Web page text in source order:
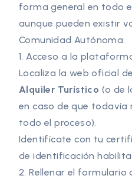
forma general en todo
aunque pueden existir
Comunidad Autónoma.
1. Acceso a la
Localiza la web oficial
Alquiler Turístico (o de
en caso de que todavía
todo el proceso).
Identifícate con tu
de identificación
2. Rellenar el formulario